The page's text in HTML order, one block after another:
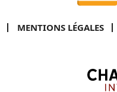
MENTIONS LÉGALES